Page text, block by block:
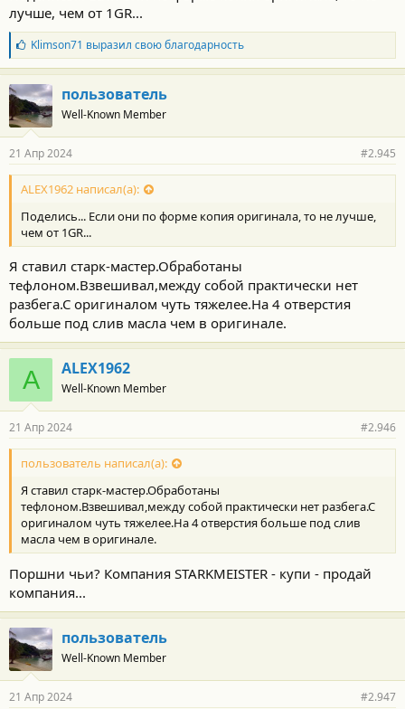
лучше, чем от 1GR...
Б
л
а
г
о
д
а
н
о
с
и
:
Klimson71 выразил свою благодарность
пользователь
Well-Known Member
21 Апр 2024 #2.945
ALEX1962 написал(а):
Поделись... Если они по форме копия оригинала, то не лучше,
чем от 1GR...
Я ставил старк-мастер.Обработаны
тефлоном.Взвешивал,между собой практически нет
разбега.С оригиналом чуть тяжелее.На 4 отверстия
больше под слив масла чем в оригинале.
A ALEX1962
Well-Known Member
21 Апр 2024 #2.946
пользователь написал(а):
Я ставил старк-мастер.Обработаны
тефлоном.Взвешивал,между собой практически нет разбега.С
оригиналом чуть тяжелее.На 4 отверстия больше под слив
масла чем в оригинале.
Поршни чьи? Компания STARKMEISTER - купи - продай
компания...
пользователь
Well-Known Member
21 Апр 2024 #2.947